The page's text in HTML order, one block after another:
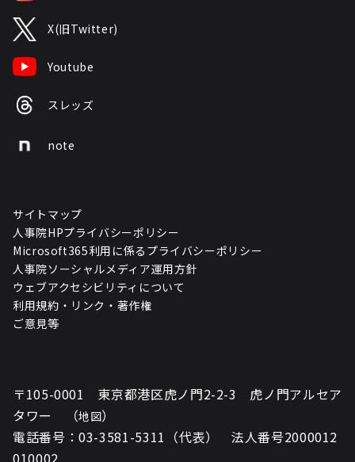
X(旧Twitter)
Youtube
スレッズ
note
サイトマップ
人事院HPプライバシーポリシー
Microsoft365利用に係るプライバシーポリシー
人事院ソーシャルメディア運用方針
ウェブアクセシビリティについて
利用規約・リンク・著作権
ご意見等
〒105-0001 東京都港区虎ノ門2-2-3 虎ノ門アルセア
タワー （地図）
電話番号：03-3581-5311（代表） 法人番号2000012
010002